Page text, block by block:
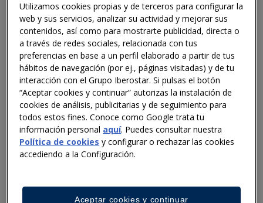
READING MINUTES
Utilizamos cookies propias y de terceros para configurar la
web y sus servicios, analizar su actividad y mejorar sus
contenidos, así como para mostrarte publicidad, directa o
a través de redes sociales, relacionada con tus
preferencias en base a un perfil elaborado a partir de tus
hábitos de navegación (por ej., páginas visitadas) y de tu
interacción con el Grupo Iberostar. Si pulsas el botón
“Aceptar cookies y continuar” autorizas la instalación de
cookies de análisis, publicitarias y de seguimiento para
todos estos fines. Conoce como Google trata tu
información personal aquí. Puedes consultar nuestra
Política de cookies y configurar o rechazar las cookies
accediendo a la Configuración.
Aceptar cookies y continuar